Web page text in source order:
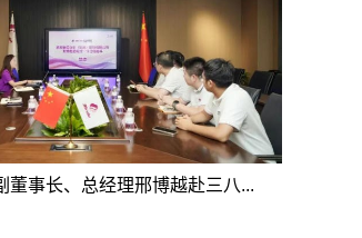
董事长、总经理邢博越赴三八...